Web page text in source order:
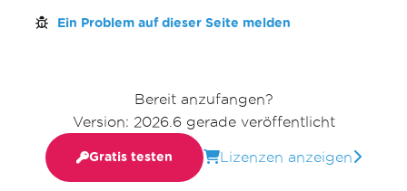
Ein Problem auf dieser Seite melden
Bereit anzufangen?
Version: 2026.6 gerade veröffentlicht
Gratis testen Lizenzen anzeigen